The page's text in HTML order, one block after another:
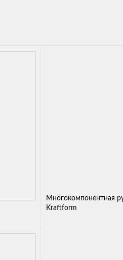
Многокомпонентная
Kraftform